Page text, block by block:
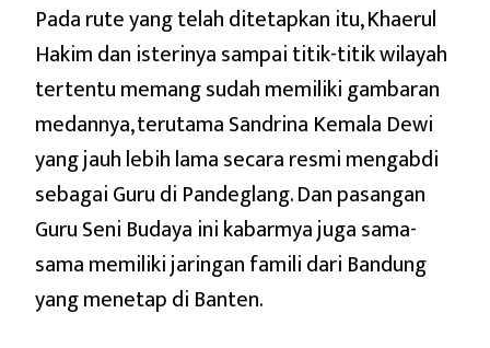
Pada rute yang telah ditetapkan itu, Khaerul
Hakim dan isterinya sampai titik-titik wilayah
tertentu memang sudah memiliki gambaran
medannya, terutama Sandrina Kemala Dewi
yang jauh lebih lama secara resmi mengabdi
sebagai Guru di Pandeglang. Dan pasangan
Guru Seni Budaya ini kabarmya juga sama-
sama memiliki jaringan famili dari Bandung
yang menetap di Banten.